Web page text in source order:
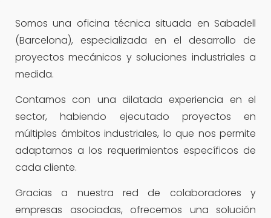
Somos una oficina técnica situada en Sabadell
(Barcelona), especializada en el desarrollo de
proyectos mecánicos y soluciones industriales a
medida.
Contamos con una dilatada experiencia en el
sector, habiendo ejecutado proyectos en
múltiples ámbitos industriales, lo que nos permite
adaptarnos a los requerimientos específicos de
cada cliente.
Gracias a nuestra red de colaboradores y
empresas asociadas, ofrecemos una solución